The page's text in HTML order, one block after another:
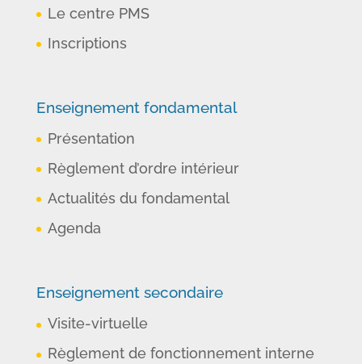
Le centre PMS
Inscriptions
Enseignement fondamental
Présentation
Règlement d’ordre intérieur
Actualités du fondamental
Agenda
Enseignement secondaire
Visite-virtuelle
Règlement de fonctionnement interne